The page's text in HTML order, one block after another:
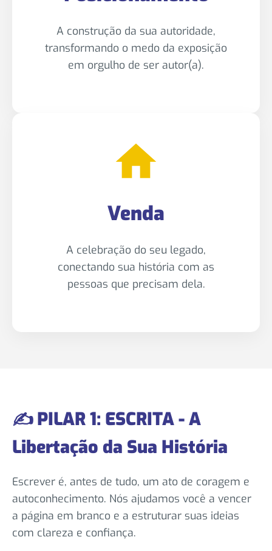
A construção da sua autoridade,
transformando o medo da exposição
em orgulho de ser autor(a).
Venda
A celebração do seu legado,
conectando sua história com as
pessoas que precisam dela.
✍️ PILAR 1: ESCRITA - A
Libertação da Sua História
Escrever é, antes de tudo, um ato de coragem e
autoconhecimento. Nós ajudamos você a vencer
a página em branco e a estruturar suas ideias
com clareza e confiança.